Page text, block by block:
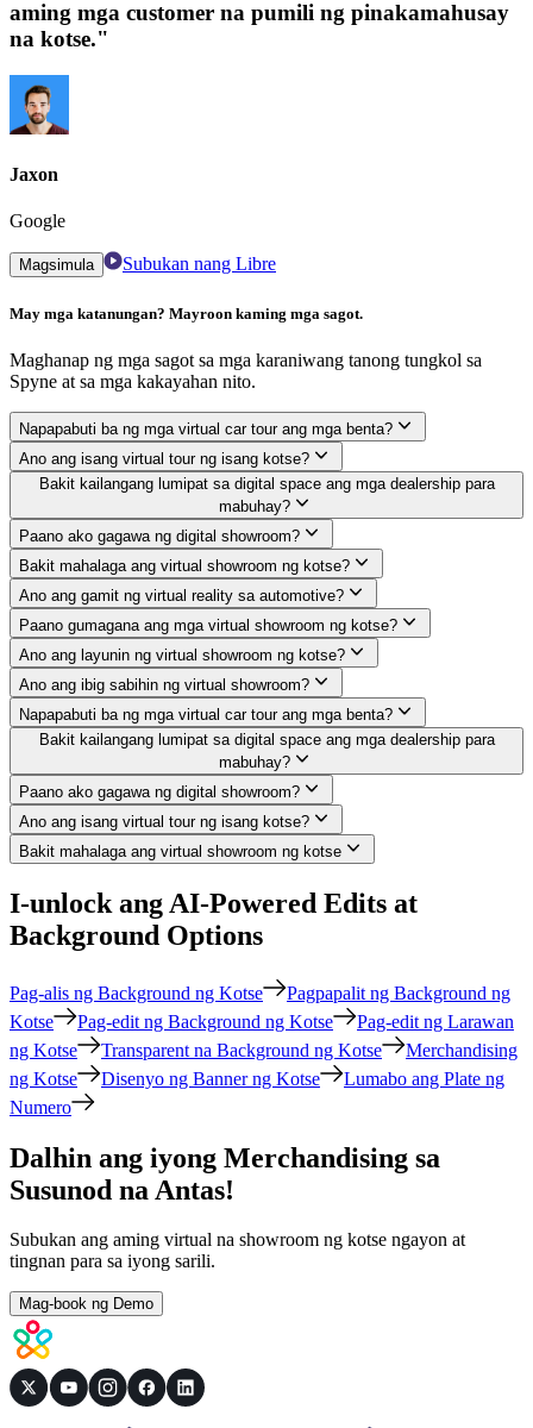
aming mga customer na pumili ng pinakamahusay
na kotse."
Jaxon
Google
Magsimula Subukan nang Libre
May mga katanungan? Mayroon kaming mga sagot.
Maghanap ng mga sagot sa mga karaniwang tanong tungkol sa
Spyne at sa mga kakayahan nito.
Napapabuti ba ng mga virtual car tour ang mga benta?
Ano ang isang virtual tour ng isang kotse?
Bakit kailangang lumipat sa digital space ang mga dealership para
mabuhay?
Paano ako gagawa ng digital showroom?
Bakit mahalaga ang virtual showroom ng kotse?
Ano ang gamit ng virtual reality sa automotive?
Paano gumagana ang mga virtual showroom ng kotse?
Ano ang layunin ng virtual showroom ng kotse?
Ano ang ibig sabihin ng virtual showroom?
Napapabuti ba ng mga virtual car tour ang mga benta?
Bakit kailangang lumipat sa digital space ang mga dealership para
mabuhay?
Paano ako gagawa ng digital showroom?
Ano ang isang virtual tour ng isang kotse?
Bakit mahalaga ang virtual showroom ng kotse
I-unlock ang AI-Powered Edits at
Background Options
Pag-alis ng Background ng Kotse
Pagpapalit ng Background ng
Kotse
Pag-edit ng Background ng Kotse
Pag-edit ng Larawan
ng Kotse
Transparent na Background ng Kotse
Merchandising
ng Kotse
Disenyo ng Banner ng Kotse
Lumabo ang Plate ng
Numero
Dalhin ang iyong Merchandising sa
Susunod na Antas!
Subukan ang aming virtual na showroom ng kotse ngayon at
tingnan para sa iyong sarili.
Mag-book ng Demo